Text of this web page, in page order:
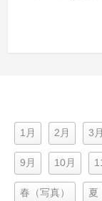
1月 2月 3月
9月 10月
春（写真） 夏